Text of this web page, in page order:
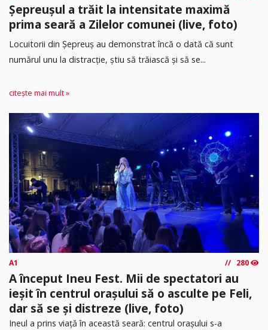
Șepreușul a trăit la intensitate maximă
prima seară a Zilelor comunei (live, foto)
Locuitorii din Șepreuș au demonstrat încă o dată că sunt
numărul unu la distracție, știu să trăiască și să se...
citește mai mult »
A1 280
A început Ineu Fest. Mii de spectatori au
ieșit în centrul orașului să o asculte pe Feli,
dar să se și distreze (live, foto)
Ineul a prins viață în această seară: centrul orașului s-a